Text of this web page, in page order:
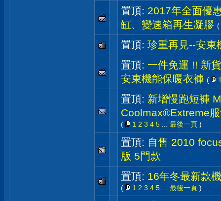
置頂: 2017年全面優
缸、變速箱再生凝膠 (
置頂: 珍重再見--安東
置頂: 一件免運 !! 新
安東機能保暖衣褲 (
置頂: 新增慢跑短褲
Coolmax®Extreme
( 1 2 3 4 5 最後一頁 )
置頂: 自售 2010
版 5門款
置頂: 16年冬最新款
( 1 2 3 4 5 最後一頁 )